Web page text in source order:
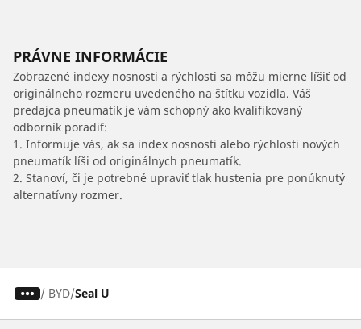
PRÁVNE INFORMÁCIE
Zobrazené indexy nosnosti a rýchlosti sa môžu mierne líšiť od
originálneho rozmeru uvedeného na štítku vozidla. Váš
predajca pneumatík je vám schopný ako kvalifikovaný
odborník poradiť:
1. Informuje vás, ak sa index nosnosti alebo rýchlosti nových
pneumatík líši od originálnych pneumatík.
2. Stanoví, či je potrebné upraviť tlak hustenia pre ponúknutý
alternatívny rozmer.
/ BYD Seal U